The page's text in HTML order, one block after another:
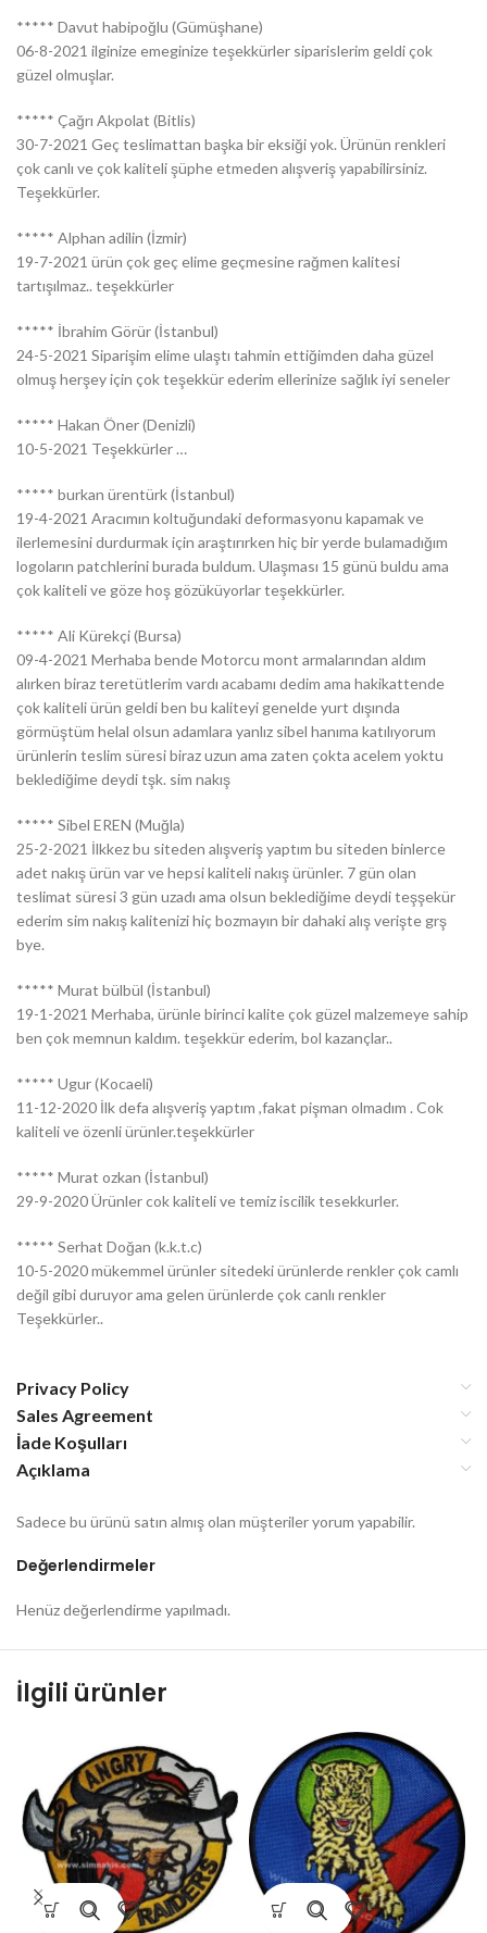
***** Davut habipoğlu (Gümüşhane)
06-8-2021 ilginize emeginize teşekkürler siparislerim geldi çok
güzel olmuşlar.
***** Çağrı Akpolat (Bitlis)
30-7-2021 Geç teslimattan başka bir eksiği yok. Ürünün renkleri
çok canlı ve çok kaliteli şüphe etmeden alışveriş yapabilirsiniz.
Teşekkürler.
***** Alphan adilin (İzmir)
19-7-2021 ürün çok geç elime geçmesine rağmen kalitesi
tartışılmaz.. teşekkürler
***** İbrahim Görür (İstanbul)
24-5-2021 Siparişim elime ulaştı tahmin ettiğimden daha güzel
olmuş herşey için çok teşekkür ederim ellerinize sağlık iyi seneler
***** Hakan Öner (Denizli)
10-5-2021 Teşekkürler …
***** burkan ürentürk (İstanbul)
19-4-2021 Aracımın koltuğundaki deformasyonu kapamak ve
ilerlemesini durdurmak için araştırırken hiç bir yerde bulamadığım
logoların patchlerini burada buldum. Ulaşması 15 günü buldu ama
çok kaliteli ve göze hoş gözüküyorlar teşekkürler.
***** Ali Kürekçi (Bursa)
09-4-2021 Merhaba bende Motorcu mont armalarından aldım
alırken biraz teretütlerim vardı acabamı dedim ama hakikattende
çok kaliteli ürün geldi ben bu kaliteyi genelde yurt dışında
görmüştüm helal olsun adamlara yanlız sibel hanıma katılıyorum
ürünlerin teslim süresi biraz uzun ama zaten çokta acelem yoktu
beklediğime deydi tşk. sim nakış
***** Sibel EREN (Muğla)
25-2-2021 İlkkez bu siteden alışveriş yaptım bu siteden binlerce
adet nakış ürün var ve hepsi kaliteli nakış ürünler. 7 gün olan
teslimat süresi 3 gün uzadı ama olsun beklediğime deydi teşşekür
ederim sim nakış kalitenizi hiç bozmayın bir dahaki alış verişte grş
bye.
***** Murat bülbül (İstanbul)
19-1-2021 Merhaba, ürünle birinci kalite çok güzel malzemeye sahip
ben çok memnun kaldım. teşekkür ederim, bol kazançlar..
***** Ugur (Kocaeli)
11-12-2020 İlk defa alışveriş yaptım ,fakat pişman olmadım . Cok
kaliteli ve özenli ürünler.teşekkürler
***** Murat ozkan (İstanbul)
29-9-2020 Ürünler cok kaliteli ve temiz iscilik tesekkurler.
***** Serhat Doğan (k.k.t.c)
10-5-2020 mükemmel ürünler sitedeki ürünlerde renkler çok camlı
değil gibi duruyor ama gelen ürünlerde çok canlı renkler
Teşekkürler..
Privacy Policy
Sales Agreement
İade Koşulları
Açıklama
Değerlendirmeler
Henüz değerlendirme yapılmadı.
Sadece bu ürünü satın almış olan müşteriler yorum yapabilir.
İlgili ürünler